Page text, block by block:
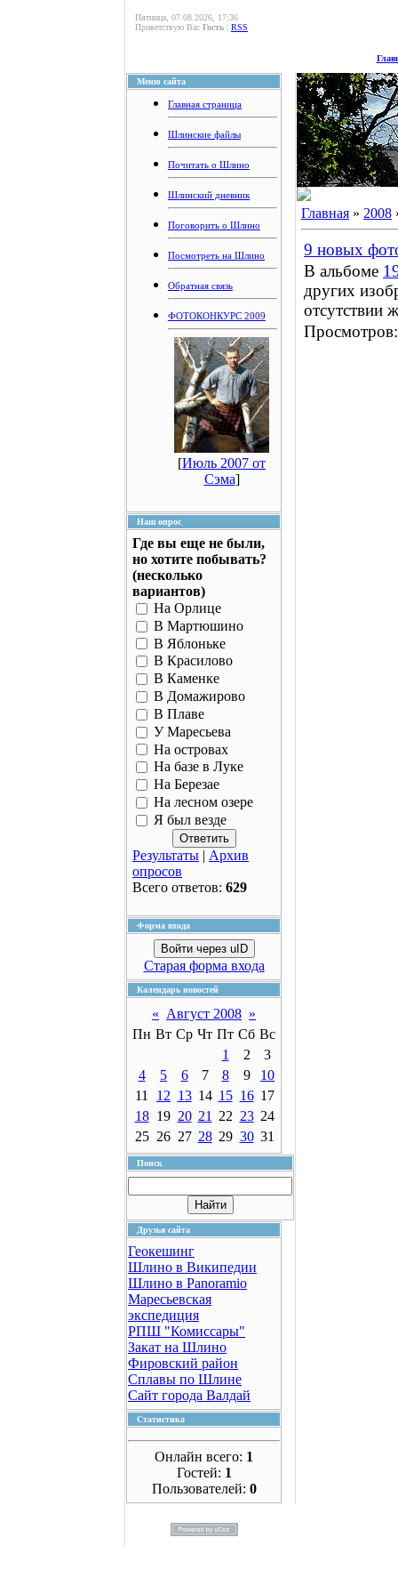
Пятница, 07.08.2026, 17:36
Приветствую Вас Гость | RSS
Меню сайта
Главная страница
Шлинские файлы
Почитать о Шлино
Шлинский дневник
Поговорить о Шлино
Посмотреть на Шлино
Обратная связь
ФОТОКОНКУРС 2009
[Июль 2007 от
Сэма]
Наш опрос
Где вы еще не были,
но хотите побывать?
(несколько
вариантов)
На Орлице
В Мартюшино
В Яблоньке
В Красилово
В Каменке
В Домажирово
В Плаве
У Маресьева
На островах
На базе в Луке
На Березае
На лесном озере
Я был везде
Результаты | Архив
опросов
Всего ответов: 629
Форма входа
Войти через uID
Старая форма входа
Календарь новостей
« Август 2008 »
Пн Вт Ср Чт Пт Сб Вс
1
2
3
4
5 6 7 8 9
10
11
12 13 14 15 16 17
18 19 20 21 22 23 24
25 26 27 28 29 30 31
Поиск
Друзья сайта
Геокешинг
Шлино в Википедии
Шлино в Panoramio
Маресьевская
экспедиция
РПШ "Комиссары"
Закат на Шлино
Фировский район
Сплавы по Шлине
Сайт города Валдай
Статистика
Онлайн всего: 1
Гостей: 1
Пользователей: 0
Главная » 2008
9 новых
В альбоме
других
отсутствии
Просмотров: